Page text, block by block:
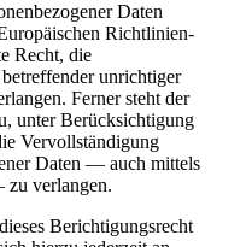
Daten
Richtlinien-
Recht, die
unrichtiger
Ferner steht der
unter Berücksichtigung
Vervollständigung
Daten — auch mittels
zu verlangen.
Berichtigungsrecht